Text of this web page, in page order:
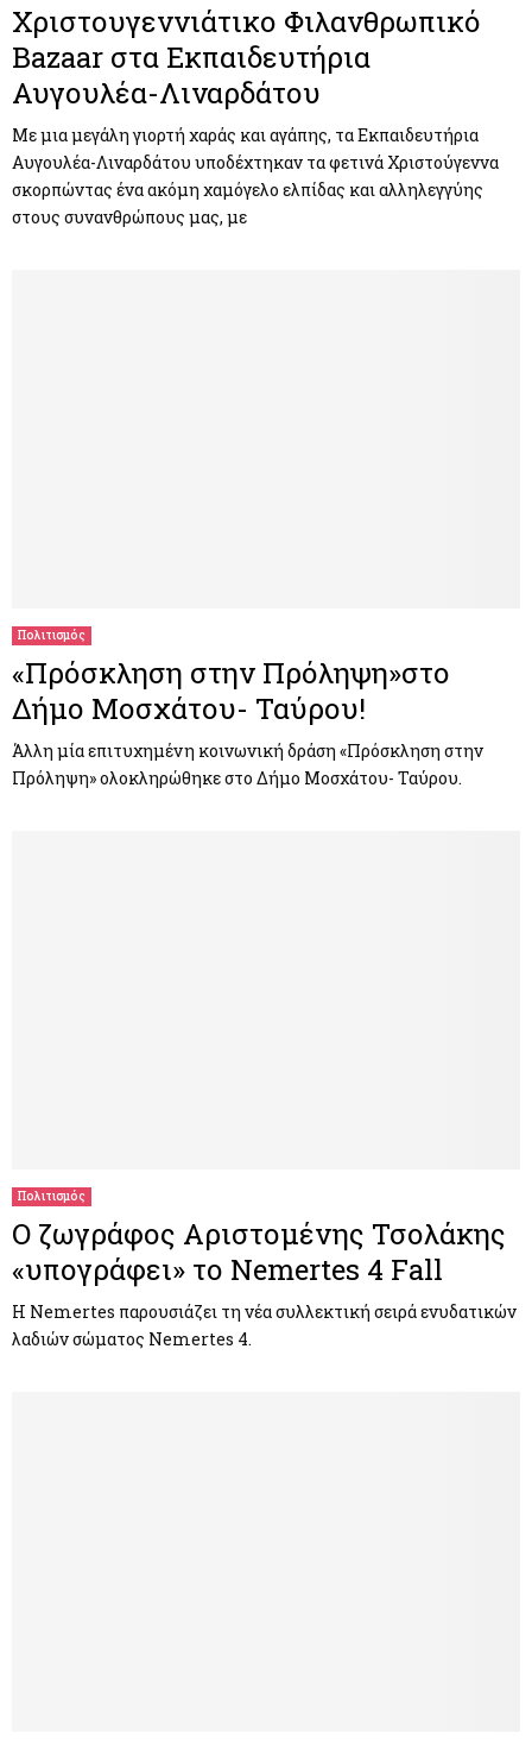
Χριστουγεννιάτικο Φιλανθρωπικό
Bazaar στα Εκπαιδευτήρια
Αυγουλέα-Λιναρδάτου
Με μια μεγάλη γιορτή χαράς και αγάπης, τα Εκπαιδευτήρια
Αυγουλέα-Λιναρδάτου υποδέχτηκαν τα φετινά Χριστούγεννα
σκορπώντας ένα ακόμη χαμόγελο ελπίδας και αλληλεγγύης
στους συνανθρώπους μας, με
Πολιτισμός
«Πρόσκληση στην Πρόληψη»στο
Δήμο Μοσχάτου- Ταύρου!
Άλλη μία επιτυχημένη κοινωνική δράση «Πρόσκληση στην
Πρόληψη» ολοκληρώθηκε στο Δήμο Μοσχάτου- Ταύρου.
Πολιτισμός
Ο ζωγράφος Αριστομένης Τσολάκης
«υπογράφει» το Nemertes 4 Fall
Η Nemertes παρουσιάζει τη νέα συλλεκτική σειρά ενυδατικών
λαδιών σώματος Nemertes 4.